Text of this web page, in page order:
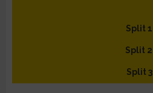
Split 1
Split 2
Split 3